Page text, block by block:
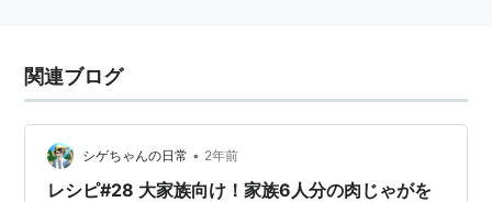
関連ブログ
シゲちゃんの日常 • 2年前
レシピ#28 大家族向け！家族6人分の肉じゃがを